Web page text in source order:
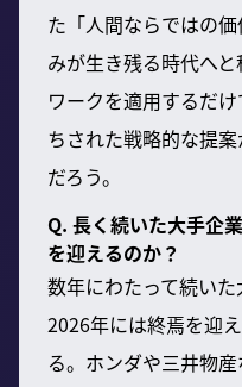
た「人間ならではの
みが生き残る時代へ
ワークを適用するだ
ちされた戦略的な提
だろう。
Q. 長く続いた大手企
を迎えるのか？
数年にわたって続いた
2026年には終焉を迎
る。ホンダや三井物